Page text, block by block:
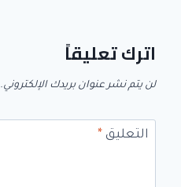
اترك تعليقاً
لن يتم نشر عنوان بريدك الإلكتروني.
التعليق *